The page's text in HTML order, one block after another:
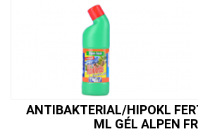
ANTIBAKTERIAL/HIPOKL
ML GÉL ALPEN